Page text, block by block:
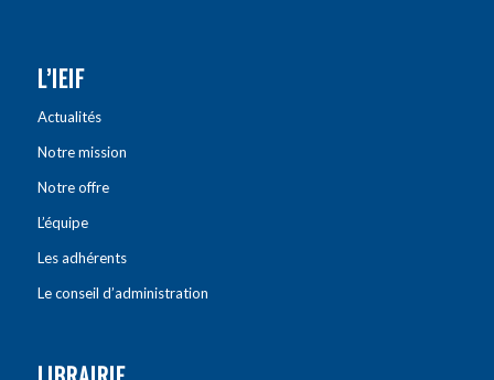
L’IEIF
Actualités
Notre mission
Notre offre
L’équipe
Les adhérents
Le conseil d’administration